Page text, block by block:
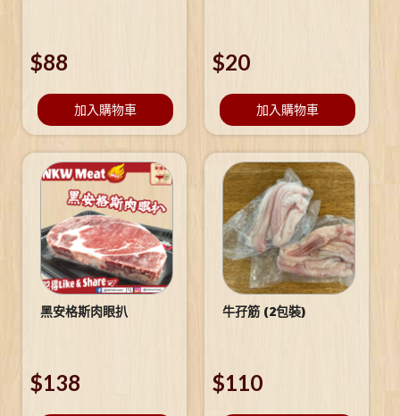
$88
加入購物車
$20
加入購物車
黑安格斯肉眼扒
$138
牛孖筋 (2包裝)
$110